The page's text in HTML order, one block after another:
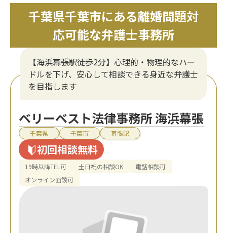
千葉県千葉市にある離婚問題対
応可能な弁護士事務所
【海浜幕張駅徒歩2分】心理的・物理的なハー
ドルを下げ、安心して相談できる身近な弁護士
を目指します
ベリーベスト法律事務所 海浜幕張
千葉県 千葉市 幕張駅
初回相談無料
19時以降TEL可 土日祝の相談OK
電話相談可
オンライン面談可